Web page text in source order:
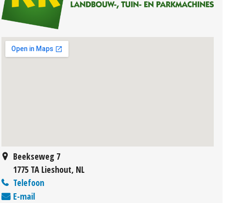
Beekseweg 7
1775 TA Lieshout, NL
Telefoon
E-mail